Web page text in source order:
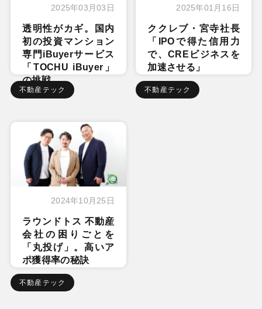
2025年03月03日
透明性がカギ。国内
初の投資マンション
専門iBuyerサービス
「TOCHU iBuyer」
の挑戦
不動産テック
2025年01月16日
ククレブ・宮寺社長
「IPOで得た信用力
で、CREビジネスを
加速させる」
不動産テック
2024年10月25日
ラウンドトス 不動産
会社の困りごとを
「丸投げ」。高いア
ポ獲得率の秘訣
不動産テック